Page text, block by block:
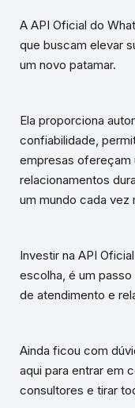
A API Oficial do
que buscam elevar
um novo patamar.
Ela proporciona
confiabilidade,
empresas ofereçam
relacionamentos
um mundo cada vez
Investir na API
escolha, é um
de atendimento e
Ainda ficou com
aqui para entrar em
consultores e tirar